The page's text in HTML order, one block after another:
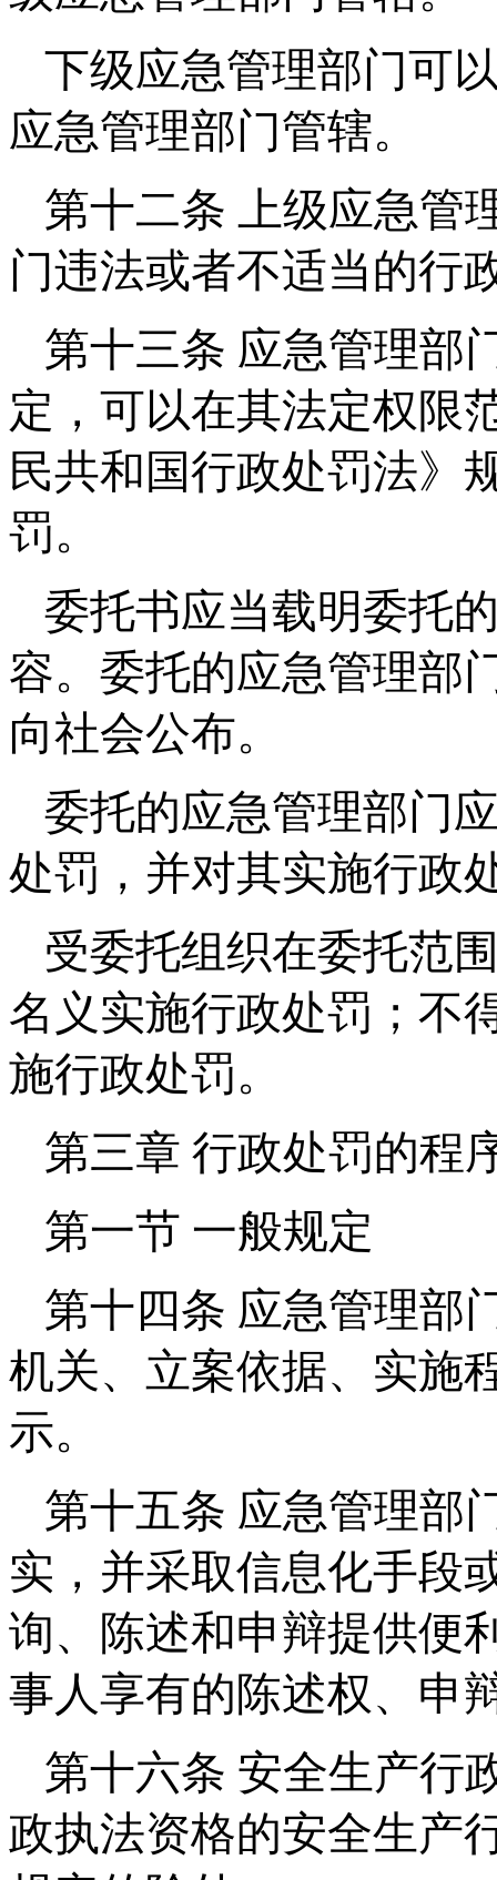
下级应急管理部门可
应急管理部门管辖。
第十二条 上级应急管
门违法或者不适当的行
第十三条 应急管理部
定，可以在其法定权限
民共和国行政处罚法》
罚。
委托书应当载明委托
容。委托的应急管理部
向社会公布。
委托的应急管理部门
处罚，并对其实施行政
受委托组织在委托范
名义实施行政处罚；不
施行政处罚。
第三章 行政处罚的程
第一节 一般规定
第十四条 应急管理部
机关、立案依据、实施
示。
第十五条 应急管理部
实，并采取信息化手段
询、陈述和申辩提供便
事人享有的陈述权、申
第十六条 安全生产行
政执法资格的安全生产